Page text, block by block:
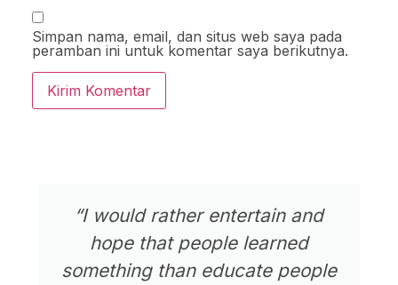
Simpan nama, email, dan situs web saya pada
peramban ini untuk komentar saya berikutnya.
“I would rather entertain and
hope that people learned
something than educate people